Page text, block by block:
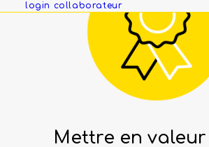
login collaborateur
Mettre en